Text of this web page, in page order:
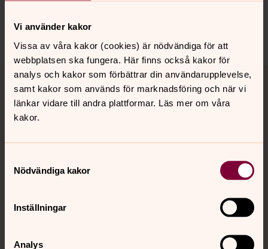
Vi använder kakor
Vissa av våra kakor (cookies) är nödvändiga för att
webbplatsen ska fungera. Här finns också kakor för
analys och kakor som förbättrar din användarupplevelse,
samt kakor som används för marknadsföring och när vi
länkar vidare till andra plattformar. Läs mer om våra
kakor.
Nödvändiga kakor
Inställningar
Analys
Dela
Tillbaka till toppen
Tillbaka till innehållet
Kalender